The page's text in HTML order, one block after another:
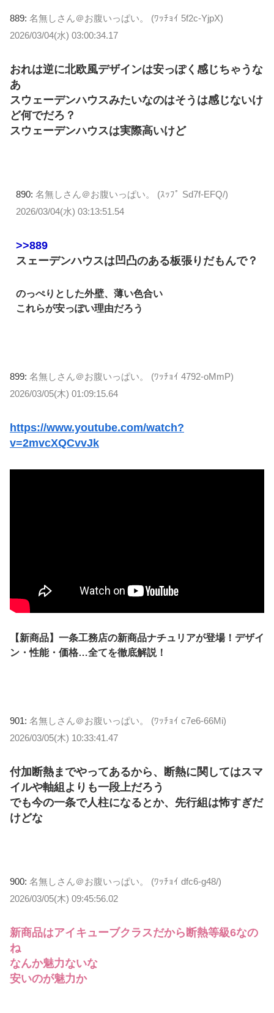
889: 名無しさん＠お腹いっぱい。 (ﾜｯﾁｮｲ 5f2c-YjpX)
2026/03/04(水) 03:00:34.17
おれは逆に北欧風デザインは安っぽく感じちゃうな
あ
スウェーデンハウスみたいなのはそうは感じないけ
ど何でだろ？
スウェーデンハウスは実際高いけど
890: 名無しさん＠お腹いっぱい。 (ｽｯﾌﾟ Sd7f-EFQ/)
2026/03/04(水) 03:13:51.54
>>889
スェーデンハウスは凹凸のある板張りだもんで？
のっぺりとした外壁、薄い色合い
これらが安っぽい理由だろう
899: 名無しさん＠お腹いっぱい。 (ﾜｯﾁｮｲ 4792-oMmP)
2026/03/05(木) 01:09:15.64
https://www.youtube.com/watch?
v=2mvcXQCvvJk
【新商品】一条工務店の新商品ナチュリアが登場！デザイ
ン・性能・価格…全てを徹底解説！
901: 名無しさん＠お腹いっぱい。 (ﾜｯﾁｮｲ c7e6-66Mi)
2026/03/05(木) 10:33:41.47
付加断熱までやってあるから、断熱に関してはスマ
イルや軸組よりも一段上だろう
でも今の一条で人柱になるとか、先行組は怖すぎだ
けどな
900: 名無しさん＠お腹いっぱい。 (ﾜｯﾁｮｲ dfc6-g48/)
2026/03/05(木) 09:45:56.02
新商品はアイキューブクラスだから断熱等級6なの
ね
なんか魅力ないな
安いのが魅力か